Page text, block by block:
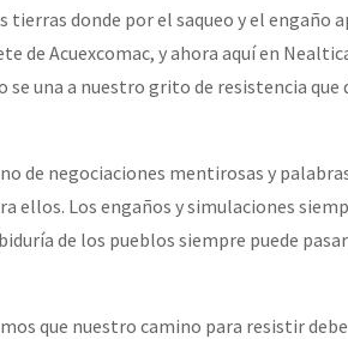
pela memória, a justiça e a dignidade
y Rebeldía
tierras donde por el saqueo y el engaño
de Acuexcomac, y ahora aquí en
una a nuestro grito de resistencia que
de negociaciones mentirosas y
ellos. Los engaños y simulaciones
de los pueblos siempre puede
que nuestro camino para resistir